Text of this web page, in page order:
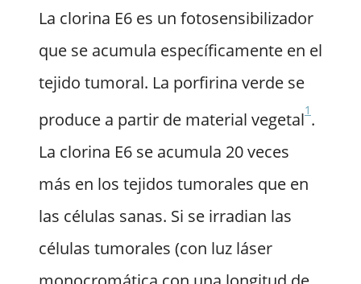
La clorina E6 es un fotosensibilizador
que se acumula específicamente en el
tejido tumoral. La porfirina verde se
produce a partir de material vegetal1 .
La clorina E6 se acumula 20 veces
más en los tejidos tumorales que en
las células sanas. Si se irradian las
células tumorales (con luz láser